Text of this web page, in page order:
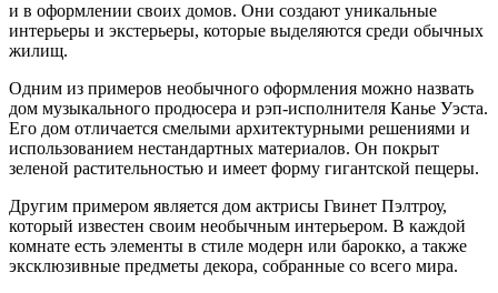
и в оформлении своих домов. Они создают уникальные
интерьеры и экстерьеры, которые выделяются среди обычных
жилищ.
Одним из примеров необычного оформления можно назвать
дом музыкального продюсера и рэп-исполнителя Канье Уэста.
Его дом отличается смелыми архитектурными решениями и
использованием нестандартных материалов. Он покрыт
зеленой растительностью и имеет форму гигантской пещеры.
Другим примером является дом актрисы Гвинет Пэлтроу,
который известен своим необычным интерьером. В каждой
комнате есть элементы в стиле модерн или барокко, а также
эксклюзивные предметы декора, собранные со всего мира.